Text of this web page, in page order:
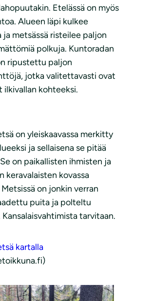
Etelässä on myös
Alueen läpi kulkee
ja metsässä risteilee paljon
polkuja. Kuntoradan
ripustettu paljon
jotka valitettavasti ovat
ilkivallan kohteeksi.
on yleiskaavassa merkitty
ja sellaisena se pitää
on paikallisten ihmisten ja
keravalaisten kovassa
on jonkin verran
puita ja polteltu
tarvitaan.
kartalla